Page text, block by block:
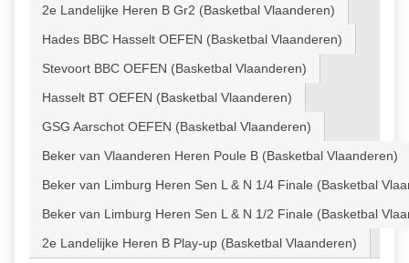
2e Landelijke Heren B Gr2 (Basketbal Vlaanderen)
Hades BBC Hasselt OEFEN (Basketbal Vlaanderen)
Stevoort BBC OEFEN (Basketbal Vlaanderen)
Hasselt BT OEFEN (Basketbal Vlaanderen)
GSG Aarschot OEFEN (Basketbal Vlaanderen)
Beker van Vlaanderen Heren Poule B (Basketbal Vlaanderen)
Beker van Limburg Heren Sen L & N 1/4 Finale (Basketbal
Beker van Limburg Heren Sen L & N 1/2 Finale (Basketbal
2e Landelijke Heren B Play-up (Basketbal Vlaanderen)